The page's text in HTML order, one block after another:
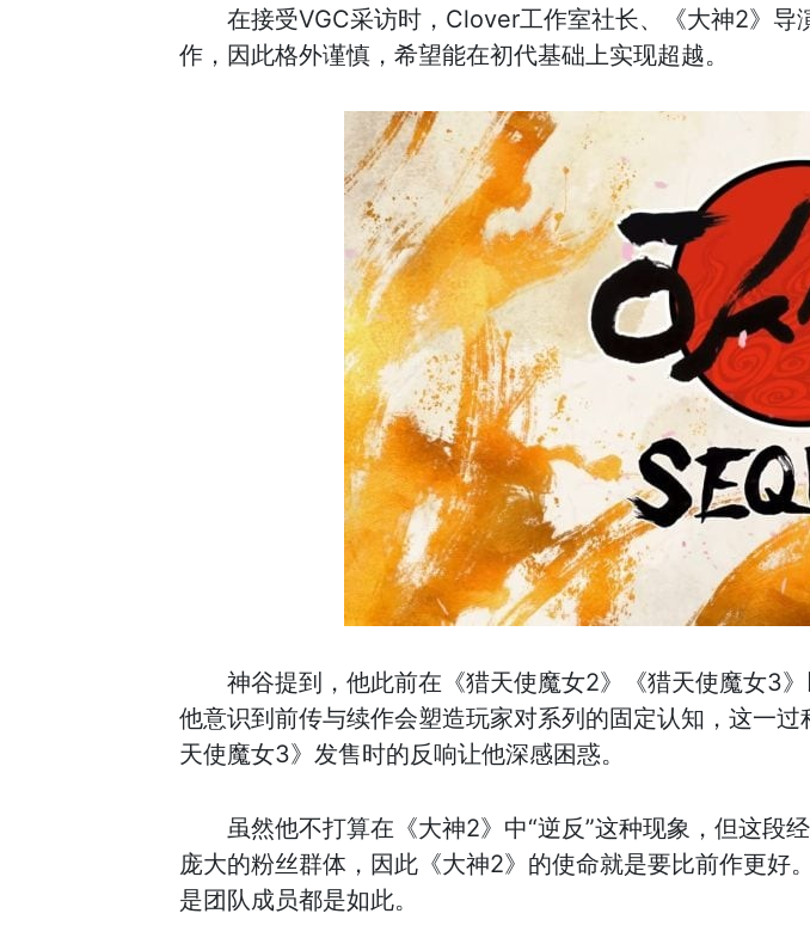
在接受VGC采访时，Clover工作室社长、《大神2》
作，因此格外谨慎，希望能在初代基础上实现超越。
神谷提到，他此前在《猎天使魔女2》《猎天使魔女3
他意识到前传与续作会塑造玩家对系列的固定认知，这一
天使魔女3》发售时的反响让他深感困惑。
虽然他不打算在《大神2》中“逆反”这种现象，但这段
庞大的粉丝群体，因此《大神2》的使命就是要比前作更好
是团队成员都是如此。